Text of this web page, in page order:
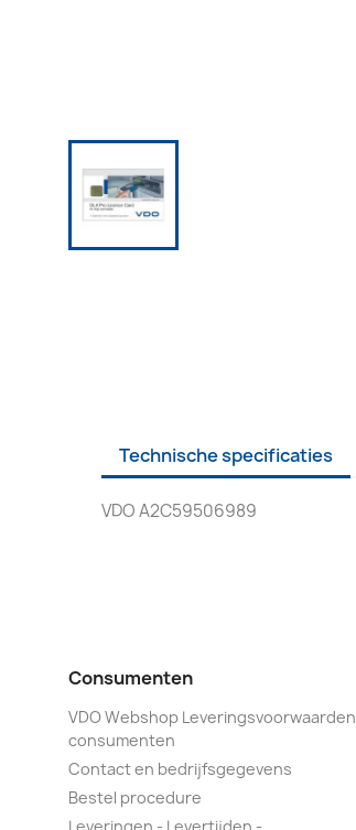
Technische specificaties
VDO A2C59506989
Consumenten
VDO Webshop Leveringsvoorwaarden
consumenten
Contact en bedrijfsgegevens
Bestel procedure